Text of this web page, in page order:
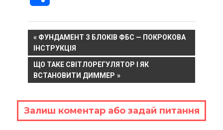
Навигация
по
записям
PREVIOUS
POST:
ФУНДАМЕНТ З БЛОКІВ ФБС — ПОКРОКОВА
ІНСТРУКЦІЯ
NEXT
POST:
ЩО ТАКЕ СВІТЛОРЕГУЛЯТОР І ЯК
ВСТАНОВИТИ ДИММЕР
Залиш коментар або задай питання